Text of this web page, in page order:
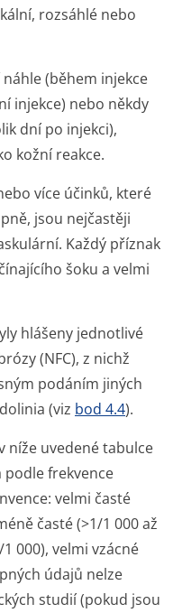
rozsáhlé nebo
(během injekce
injekce) nebo někdy
dní po injekci),
kožní reakce.
více účinků, které
jsou nejčastěji
Každý příznak
šoku a velmi
hlášeny jednotlivé
(NFC), z nichž
podáním jiných
(viz bod 4.4).
níže uvedené tabulce
frekvence
velmi časté
časté (>1/1 000 až
000), velmi vzácné
údajů nelze
studií (pokud jsou